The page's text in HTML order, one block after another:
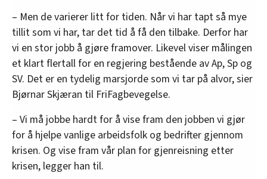
– Men de varierer litt for tiden. Når vi har tapt så mye
tillit som vi har, tar det tid å få den tilbake. Derfor har
vi en stor jobb å gjøre framover. Likevel viser målingen
et klart flertall for en regjering bestående av Ap, Sp og
SV. Det er en tydelig marsjorde som vi tar på alvor, sier
Bjørnar Skjæran til FriFagbevegelse.
– Vi må jobbe hardt for å vise fram den jobben vi gjør
for å hjelpe vanlige arbeidsfolk og bedrifter gjennom
krisen. Og vise fram vår plan for gjenreisning etter
krisen, legger han til.